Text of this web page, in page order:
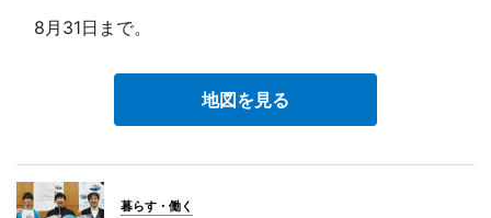
8月31日まで。
地図を見る
暮らす・働く